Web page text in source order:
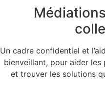
Un cadre confidentiel et
bienveillant, pour aider les
et trouver les solutions